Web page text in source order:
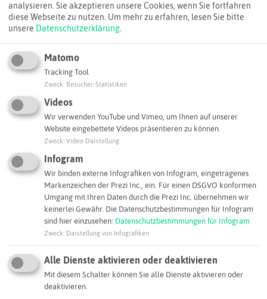
Adresse:
Techno Labor GmbH
Gohrweide 25
46240 Bottrop
kontakt@technolabor.com
SCHLAGWORTE
analysieren. Sie akzeptieren unsere Cookies, wenn Sie fortfahren
diese Webseite zu nutzen. Um mehr zu erfahren, lesen Sie bitte
unsere Datenschutzerklärung.
Matomo
Tracking Tool
Zweck Besucher-Statistiken
Videos
Wir verwenden YouTube und Vimeo, um Ihnen auf unserer
Website eingebettete Videos präsentieren zu können.
Zweck Video-Darstellung
Infogram
Wir binden externe Infografiken von Infogram, eingetragenes
Markenzeichen der Prezi Inc., ein. Für einen DSGVO konformen
Umgang mit Ihren Daten durch die Prezi Inc. übernehmen wir
keinerlei Gewähr. Die Datenschutzbestimmungen für Infogram
sind hier einzusehen: Datenschutzbestimmungen für Infogram
Zweck Darstellung von Infografiken
Alle Dienste aktivieren oder deaktivieren
Mit diesem Schalter können Sie alle Dienste aktivieren oder
deaktivieren.